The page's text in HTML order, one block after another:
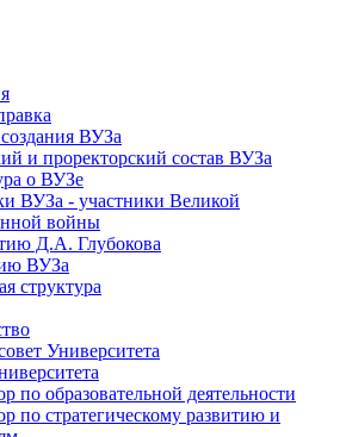
ВУЗа
и проректорский состав ВУЗа
о ВУЗе
ВУЗа - участники Великой
войны
Д.А. Глубокова
ВУЗа
структура
Университета
по образовательной деятельности
по стратегическому развитию и